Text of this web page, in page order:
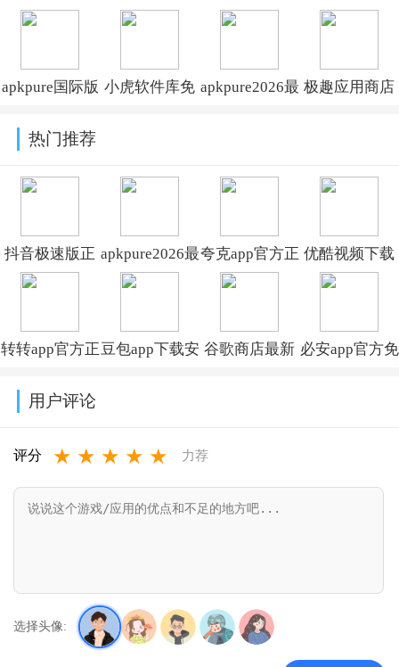
新版本 App官方正版
v26.6.4_CN
app下载安装最
v26.6.4_CN
app官方下载
v1.2.0
apkpure国际版 小虎软件库免 apkpure2026最 极趣应用商店
热门推荐
抖音极速版正
版官方下载红
v39.8.0_39809900
apkpure2026最
新版本
夸克app官方正
版下载最新版
v10.14.0.1115
优酷视频下载
安装官方免费
转转app官方正
v12.13.0
豆包app下载安 谷歌商店最新
店)v52.4.41-34
必安app官方免
用户评论
评分 ★ ★ ★ ★ ★ 力荐
选择头像: